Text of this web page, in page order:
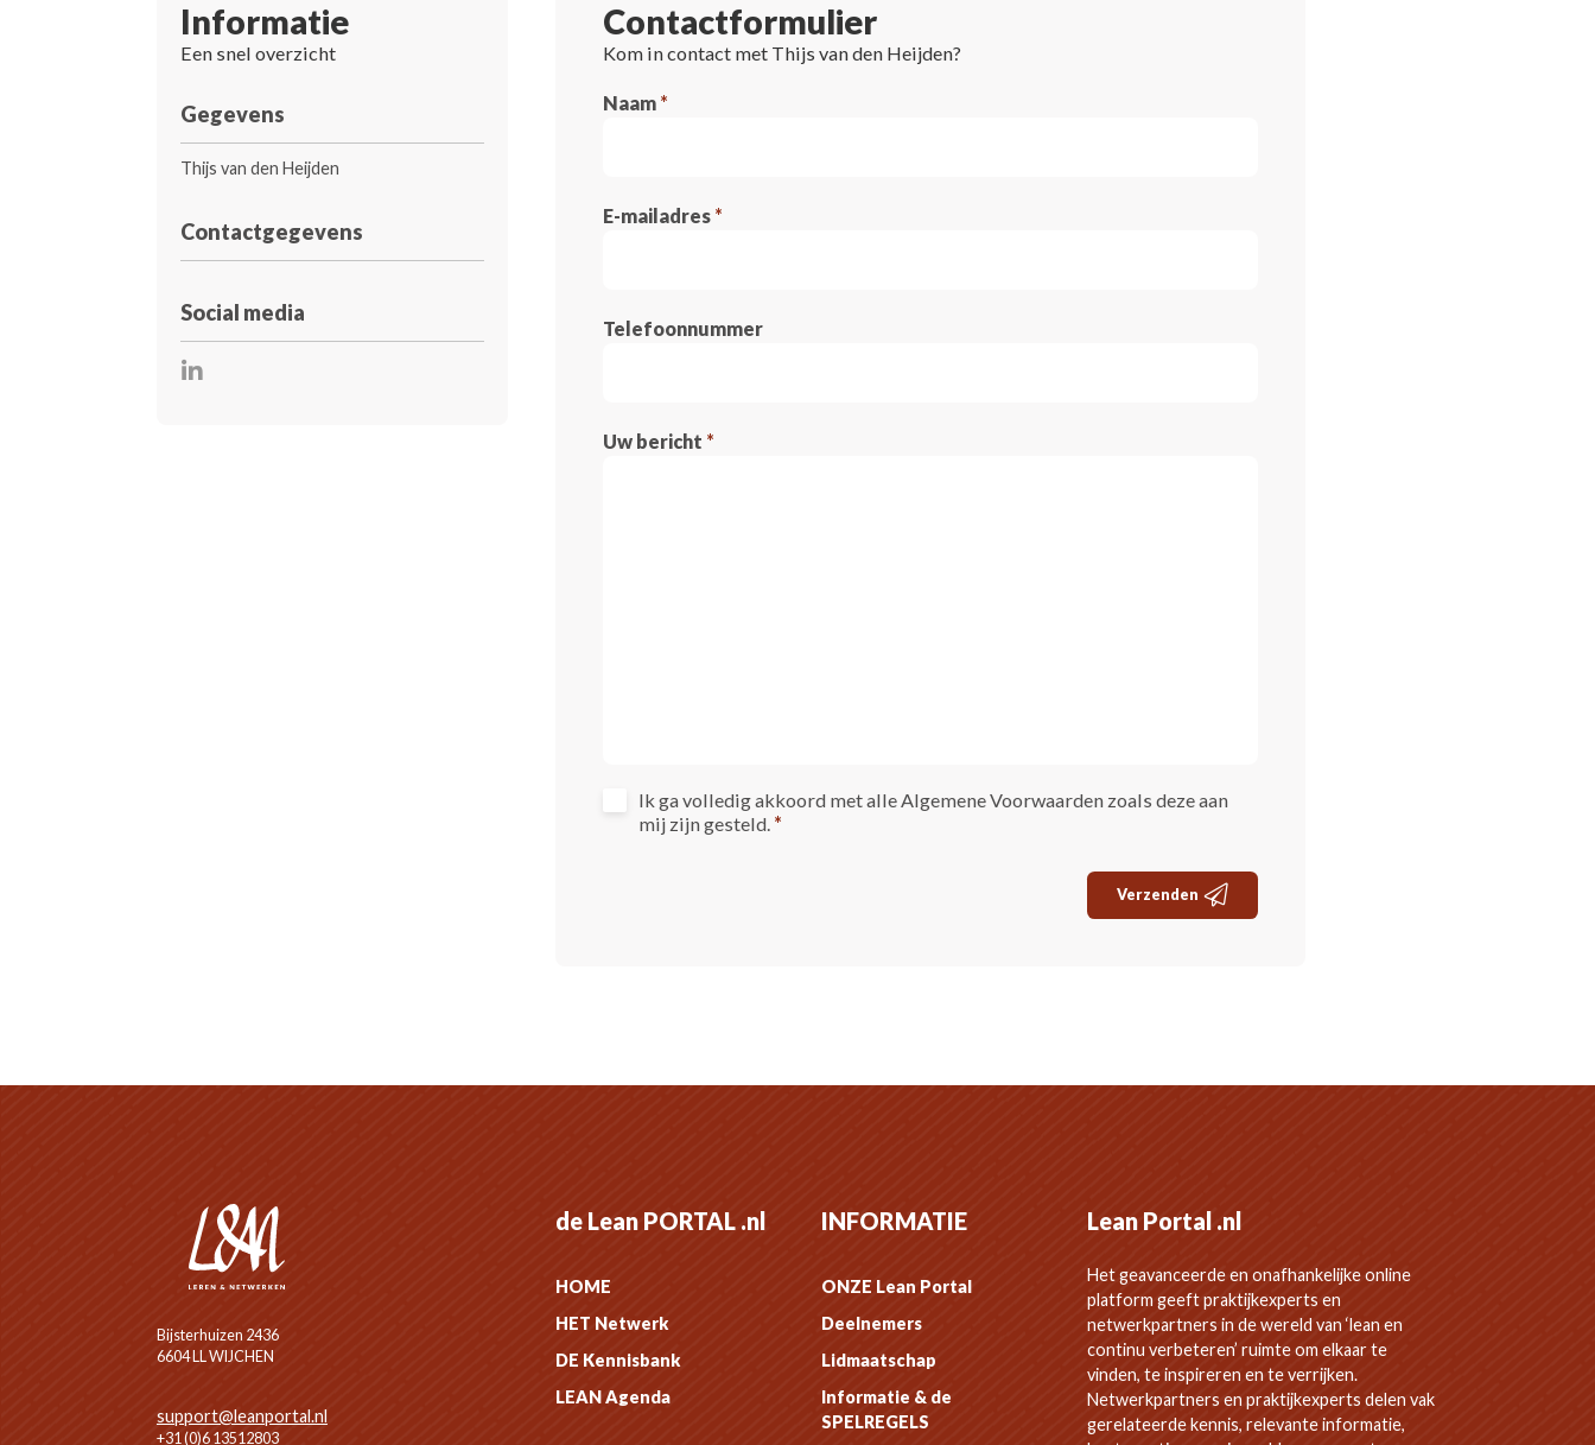
Informatie
Een snel overzicht
Gegevens
Thijs van den Heijden
Contactgegevens
Social media
Contactformulier
Kom in contact met Thijs van den Heijden?
Naam *
E-mailadres *
Telefoonnummer
Uw bericht *
Ik ga volledig akkoord met alle Algemene Voorwaarden zoals deze aan
mij zijn gesteld. *
Verzenden
Bijsterhuizen 2436
6604 LL WIJCHEN
support@leanportal.nl
+31 (0)6 13512803
de Lean PORTAL .nl
HOME
HET Netwerk
DE Kennisbank
LEAN Agenda
INFORMATIE
ONZE Lean Portal
Deelnemers
Lidmaatschap
Informatie & de
SPELREGELS
Lean Portal .nl
Het geavanceerde en onafhankelijke online
platform geeft praktijkexperts en
netwerkpartners in de wereld van ‘lean en
continu verbeteren’ ruimte om elkaar te
vinden, te inspireren en te verrijken.
Netwerkpartners en praktijkexperts delen vak
gerelateerde kennis, relevante informatie,